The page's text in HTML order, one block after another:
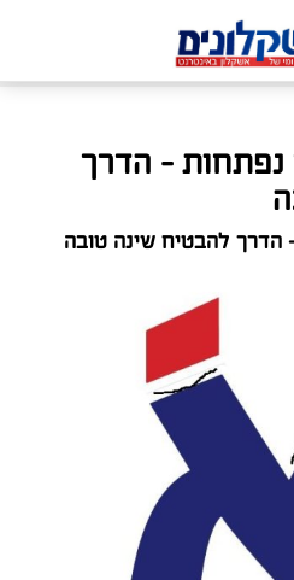
נפתחות - הדרך
הדרך להבטיח שינה טובה